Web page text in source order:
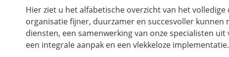
Hier ziet u het alfabetische overzicht van het
organisatie fijner, duurzamer en succesvoller kunnen
diensten, een samenwerking van onze specialisten
een integrale aanpak en een vlekkeloze implementatie.